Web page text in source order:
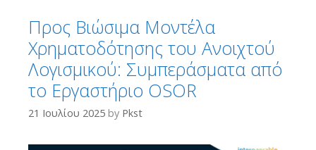
Προς Βιώσιμα Μοντέλα
Χρηματοδότησης του Ανοιχτού
Λογισμικού: Συμπεράσματα από
το Εργαστήριο OSOR
21 Ιουλίου 2025 by Pkst